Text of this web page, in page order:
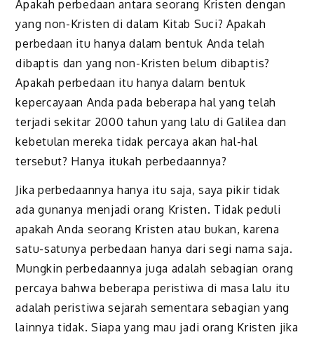
Apakah perbedaan antara seorang Kristen dengan
yang non-Kristen di dalam Kitab Suci? Apakah
perbedaan itu hanya dalam bentuk Anda telah
dibaptis dan yang non-Kristen belum dibaptis?
Apakah perbedaan itu hanya dalam bentuk
kepercayaan Anda pada beberapa hal yang telah
terjadi sekitar 2000 tahun yang lalu di Galilea dan
kebetulan mereka tidak percaya akan hal-hal
tersebut? Hanya itukah perbedaannya?
Jika perbedaannya hanya itu saja, saya pikir tidak
ada gunanya menjadi orang Kristen. Tidak peduli
apakah Anda seorang Kristen atau bukan, karena
satu-satunya perbedaan hanya dari segi nama saja.
Mungkin perbedaannya juga adalah sebagian orang
percaya bahwa beberapa peristiwa di masa lalu itu
adalah peristiwa sejarah sementara sebagian yang
lainnya tidak. Siapa yang mau jadi orang Kristen jika